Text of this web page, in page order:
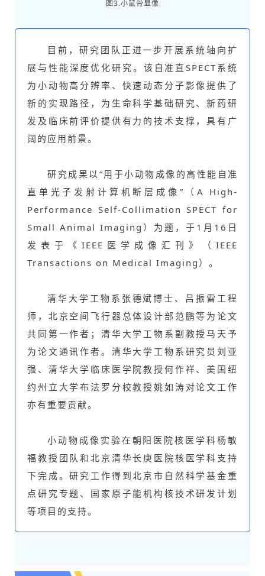
图3.小鼠骨显像
目前，研究团队正进一步开展系统轴向扩
展与性能深度优化研究。该自准直SPECT系统
为小动物高分辨率、快速动态分子影像提供了
新的实现路径，为生命科学基础研究、新药研
发及临床前评价提供有力的技术支撑，具有广
阔的应用前景。
研究成果以“用于小动物成像的高性能自准
直单光子发射计算机断层成像”（A High-
Performance Self-Collimation SPECT for
Small Animal Imaging）为题，于1月16日
发表于《IEEE医学成像汇刊》（IEEE
Transactions on Medical Imaging）。
清华大学工物系张德斌博士、吕振雷工程
师，北京空间飞行器总体设计部范鹏等为论文
共同第一作者；清华大学工物系副教授马天予
为论文通讯作者。清华大学工物系研究员刘亚
强、清华大学临床医学院教授何作祥、美国纽
约州立大学布法罗分校教授姚如涛对论文工作
亦有重要贡献。
小动物成像实验在朝阳医院核医学科杨敏
福教授团队和北京清华长庚医院核医学科支持
下完成。研究工作得到北京市自然科学基金重
点研究专题、国家原子能机构核技术研发计划
等项目的支持。